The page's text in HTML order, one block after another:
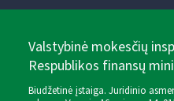
Valstybinė mokesčių
Respublikos finansų
Biudžetinė įstaiga. Juridinio